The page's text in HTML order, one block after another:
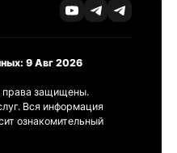
9 Авг 2026
права защищены.
Вся информация
ознакомительный